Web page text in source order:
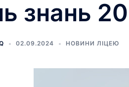
знань
02.09.2024 НОВИНИ ЛІЦЕЮ